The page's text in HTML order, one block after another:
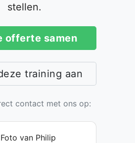
stellen.
offerte samen
training aan
contact met ons op: